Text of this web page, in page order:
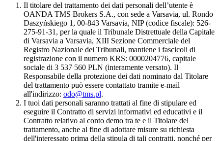
Il titolare del trattamento dei dati personali dell’utente è
OANDA TMS Brokers S.A., con sede a Varsavia, ul. Rondo
Daszyńskiego 1, 00-843 Varsavia, NIP (codice fiscale): 526-
275-91-31, per la quale il Tribunale Distrettuale della Capitale
di Varsavia a Varsavia, XIII Sezione Commerciale del
Registro Nazionale dei Tribunali, mantiene i fascicoli di
registrazione con il numero KRS: 0000204776, capitale
sociale di 3 537 560 PLN (interamente versato). Il
Responsabile della protezione dei dati nominato dal Titolare
del trattamento può essere contattato tramite e-mail
all'indirizzo: odo@tms.pl.
I tuoi dati personali saranno trattati al fine di stipulare ed
eseguire il Contratto di servizi informativi ed educativi e il
Contratto relativo al conto demo tra te e il Titolare del
trattamento, anche al fine di adottare misure su richiesta
dell'interessato prima della stipula di tali contratti, nonché per